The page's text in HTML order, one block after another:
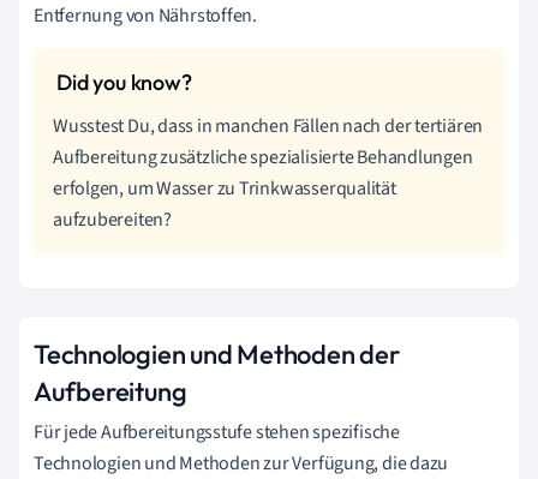
Entfernung von Nährstoffen.
Wusstest Du, dass in manchen Fällen nach der tertiären
Aufbereitung zusätzliche spezialisierte Behandlungen
erfolgen, um Wasser zu Trinkwasserqualität
aufzubereiten?
Technologien und Methoden der
Aufbereitung
Für jede Aufbereitungsstufe stehen spezifische
Technologien und Methoden zur Verfügung, die dazu